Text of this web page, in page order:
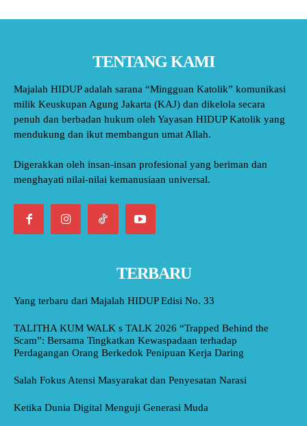
TENTANG KAMI
Majalah HIDUP adalah sarana “Mingguan Katolik” komunikasi
milik Keuskupan Agung Jakarta (KAJ) dan dikelola secara
penuh dan berbadan hukum oleh Yayasan HIDUP Katolik yang
mendukung dan ikut membangun umat Allah.
Digerakkan oleh insan-insan profesional yang beriman dan
menghayati nilai-nilai kemanusiaan universal.
TERBARU
Yang terbaru dari Majalah HIDUP Edisi No. 33
TALITHA KUM WALK s TALK 2026 “Trapped Behind the
Scam”: Bersama Tingkatkan Kewaspadaan terhadap
Perdagangan Orang Berkedok Penipuan Kerja Daring
Salah Fokus Atensi Masyarakat dan Penyesatan Narasi
Ketika Dunia Digital Menguji Generasi Muda